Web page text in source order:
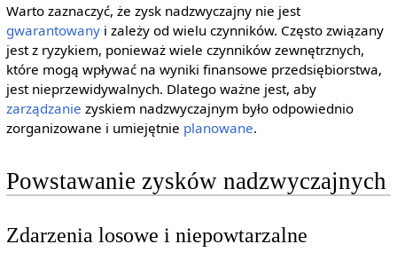
Warto zaznaczyć, że zysk nadzwyczajny nie jest
gwarantowanyi zależy od wielu czynników. Często związany
jest z ryzykiem, ponieważ wiele czynników zewnętrznych,
które mogą wpływać na wyniki finansowe przedsiębiorstwa,
jest nieprzewidywalnych. Dlatego ważne jest, aby
zarządzanie zyskiem nadzwyczajnym było odpowiednio
zorganizowane i umiejętnie planowane.
Powstawanie zysków nadzwyczajnych
Zdarzenia losowe i niepowtarzalne